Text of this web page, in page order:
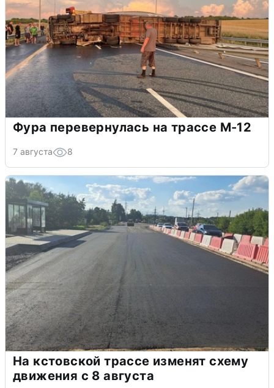
Фура перевернулась на трассе М-12
7 августа 8
На кстовской трассе изменят схему
движения с 8 августа